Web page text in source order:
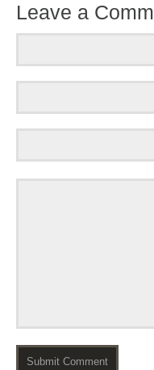
Leave a